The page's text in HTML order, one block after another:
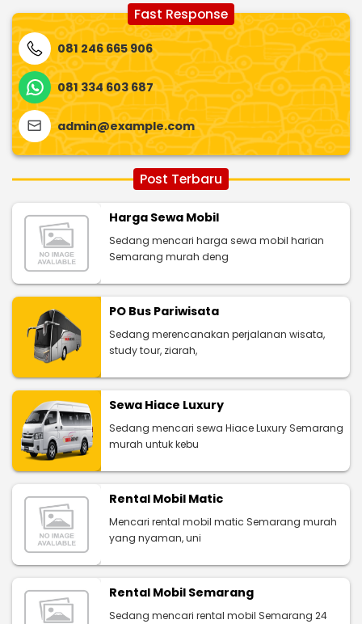
Fast Response
081 246 665 906
081 334 603 687
admin@example.com
Post Terbaru
Harga Sewa Mobil
Sedang mencari harga sewa mobil harian
Semarang murah deng
PO Bus Pariwisata
Sedang merencanakan perjalanan wisata,
study tour, ziarah,
Sewa Hiace Luxury
Sedang mencari sewa Hiace Luxury Semarang
murah untuk kebu
Rental Mobil Matic
Mencari rental mobil matic Semarang murah
yang nyaman, uni
Rental Mobil Semarang
Sedang mencari rental mobil Semarang 24